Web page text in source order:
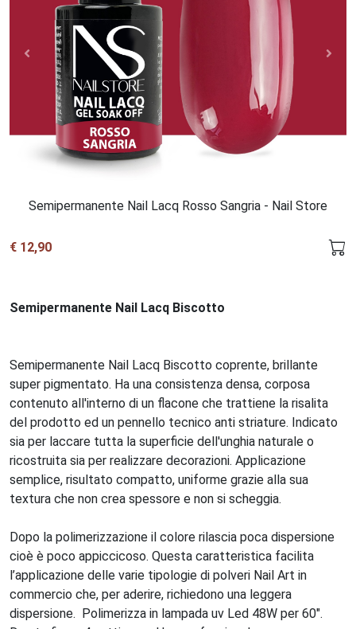
Semipermanente Nail Lacq Rosso Sangria - Nail Store
€ 12,90
Semipermanente Nail Lacq Biscotto
Semipermanente Nail Lacq Biscotto coprente, brillante
super pigmentato. Ha una consistenza densa, corposa
contenuto all'interno di un flacone che trattiene la risalita
del prodotto ed un pennello tecnico anti striature. Indicato
sia per laccare tutta la superficie dell'unghia naturale o
ricostruita sia per realizzare decorazioni. Applicazione
semplice, risultato compatto, uniforme grazie alla sua
textura che non crea spessore e non si scheggia.
Dopo la polimerizzazione il colore rilascia poca dispersione
cioè è poco appiccicoso. Questa caratteristica facilita
l’applicazione delle varie tipologie di polveri Nail Art in
commercio che, per aderire, richiedono una leggera
dispersione. Polimerizza in lampada uv Led 48W per 60".